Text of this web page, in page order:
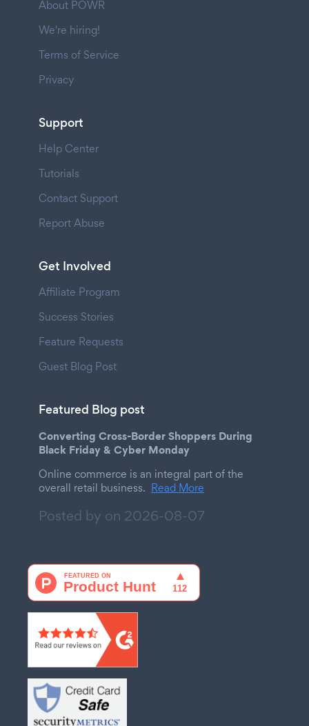
About POWR
We're hiring!
Terms of Service
Privacy
Support
Help Center
Tutorials
Contact Support
Report Abuse
Get Involved
Affiliate Program
Success Stories
Feature Requests
Guest Blog Post
Featured Blog post
Converting Cross-Border Shoppers During
Black Friday & Cyber Monday
Online commerce is an integral part of the
overall retail business. Read More
Posted by on 2026-08-07